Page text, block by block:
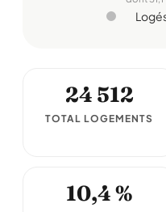
24 512
TOTAL LOGEMENTS
10,4 %